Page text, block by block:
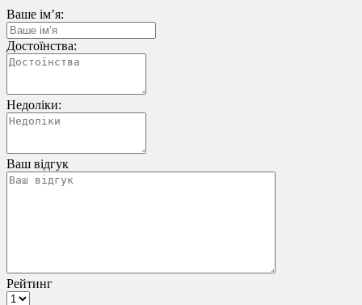
Ваше ім’я:
Достоїнства:
Недоліки:
Ваш відгук
Рейтинг